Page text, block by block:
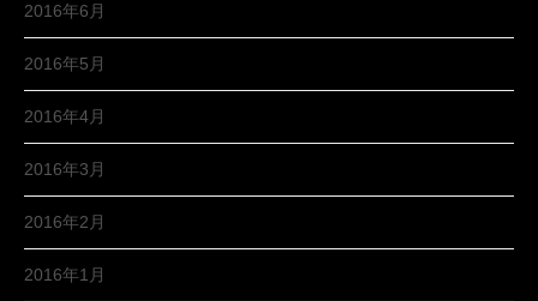
2016年6月
2016年5月
2016年4月
2016年3月
2016年2月
2016年1月